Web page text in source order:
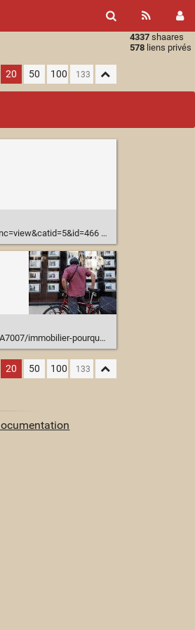
4337 shaares
578 liens privés
20 50 100
ont-interet-a-rester-locataires.html
20 50 100